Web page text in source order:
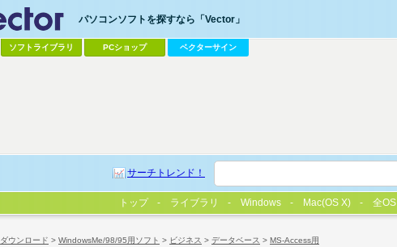
ダウンロード > WindowsMe/98/95用ソフト > ビジネス > データベース > MS-Access用
パソコンソフトを探すなら「Vector」
ソフトライブラリ PCショップ ベクターサイン
サーチトレンド！
トップ ライブラリ Windows Mac(OS X) 全OS